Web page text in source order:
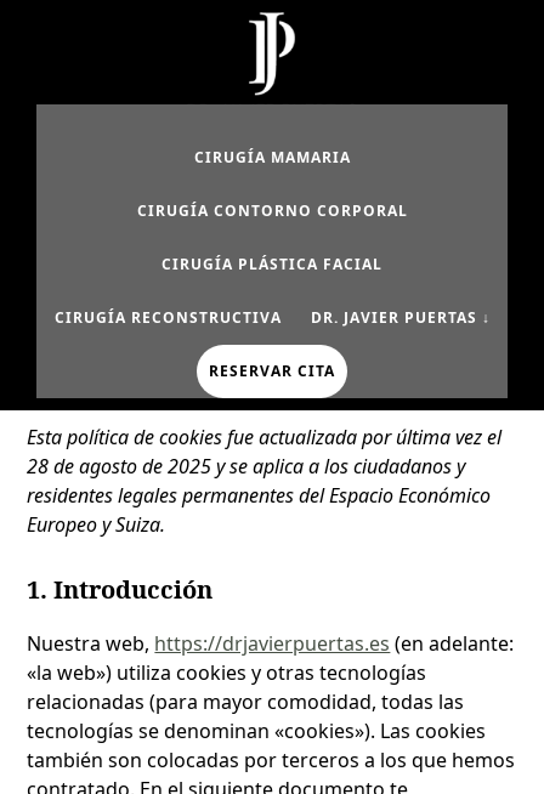
principal
CIRUGÍA MAMARIA
CIRUGÍA CONTORNO CORPORAL
CIRUGÍA PLÁSTICA FACIAL
CIRUGÍA RECONSTRUCTIVA DR. JAVIER PUERTAS ↓
RESERVAR CITA
Esta política de cookies fue actualizada por última vez el
28 de agosto de 2025 y se aplica a los ciudadanos y
residentes legales permanentes del Espacio Económico
Europeo y Suiza.
1. Introducción
Nuestra web, https://drjavierpuertas.es (en adelante:
«la web») utiliza cookies y otras tecnologías
relacionadas (para mayor comodidad, todas las
tecnologías se denominan «cookies»). Las cookies
también son colocadas por terceros a los que hemos